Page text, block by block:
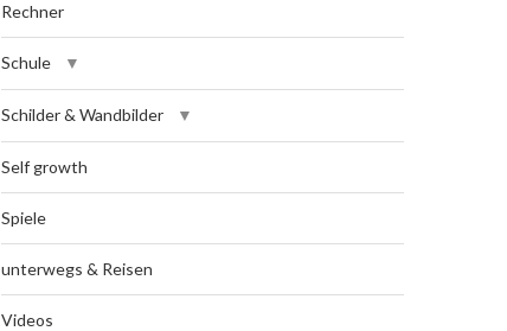
Rechner
Schule
Schilder & Wandbilder
Self growth
Spiele
unterwegs & Reisen
Videos